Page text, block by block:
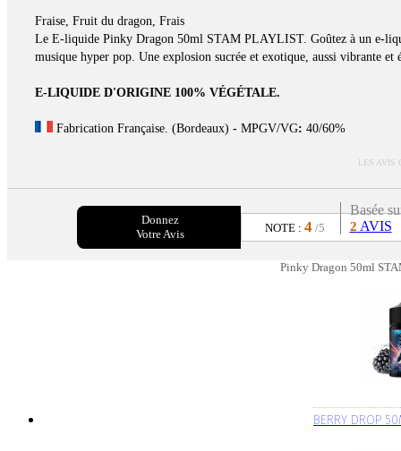
Fraise, Fruit du dragon, Frais
Le E-liquide Pinky Dragon 50ml STAM PLAYLIST. Goûtez à un e-
musique hyper pop. Une explosion sucrée et exotique, aussi vibrante et
E-LIQUIDE D'ORIGINE 100% VÉGÉTALE.
Fabrication Française. (Bordeaux) - MPGV/VG: 40/60%
LES AVIS
Donnez
Votre Avis
NOTE : 4 /5
Basée
2 AVIS
Pinky Dragon 50ml
BERRY DROP